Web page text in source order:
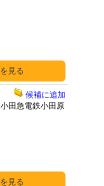
小田急電鉄小田原
候補に追加